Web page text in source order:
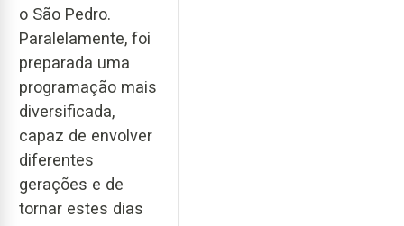
o São Pedro.
Paralelamente, foi
preparada uma
programação mais
diversificada,
capaz de envolver
diferentes
gerações e de
tornar estes dias